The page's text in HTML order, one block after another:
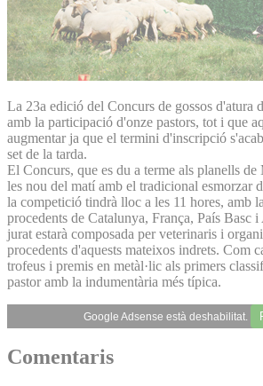
La 23a edició del Concurs de gossos d'atura
amb la participació d'onze pastors, tot i que
augmentar ja que el termini d'inscripció
set de la tarda.
El Concurs, que es du a terme als planells de
les nou del matí amb el tradicional esmorzar
la competició tindrà lloc a les 11 hores, amb
procedents de Catalunya, França, País Basc
jurat estarà composada per veterinaris i
procedents d'aquests mateixos indrets. Com
trofeus i premis en metàl·lic als primers
pastor amb la indumentària més típica.
Google Adsense està deshabilitat.
Comentaris